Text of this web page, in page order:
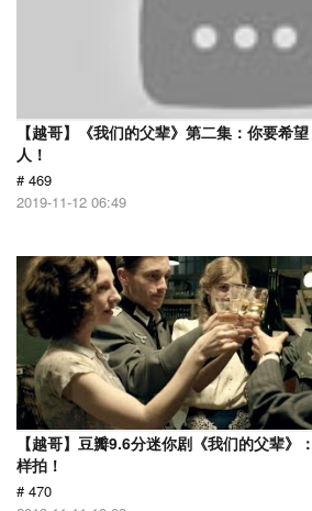
【越哥】《我们的父辈》第二集：你要希
人！
# 469
2019-11-12 06:49
【越哥】豆瓣9.6分迷你剧《我们的父辈》
样拍！
# 470